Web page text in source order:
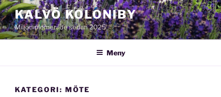
Hoppa
till
innehåll
KALVÖ KOLONIBY
Miljödiplomerade sedan 2025
Meny
KATEGORI: MÖTE